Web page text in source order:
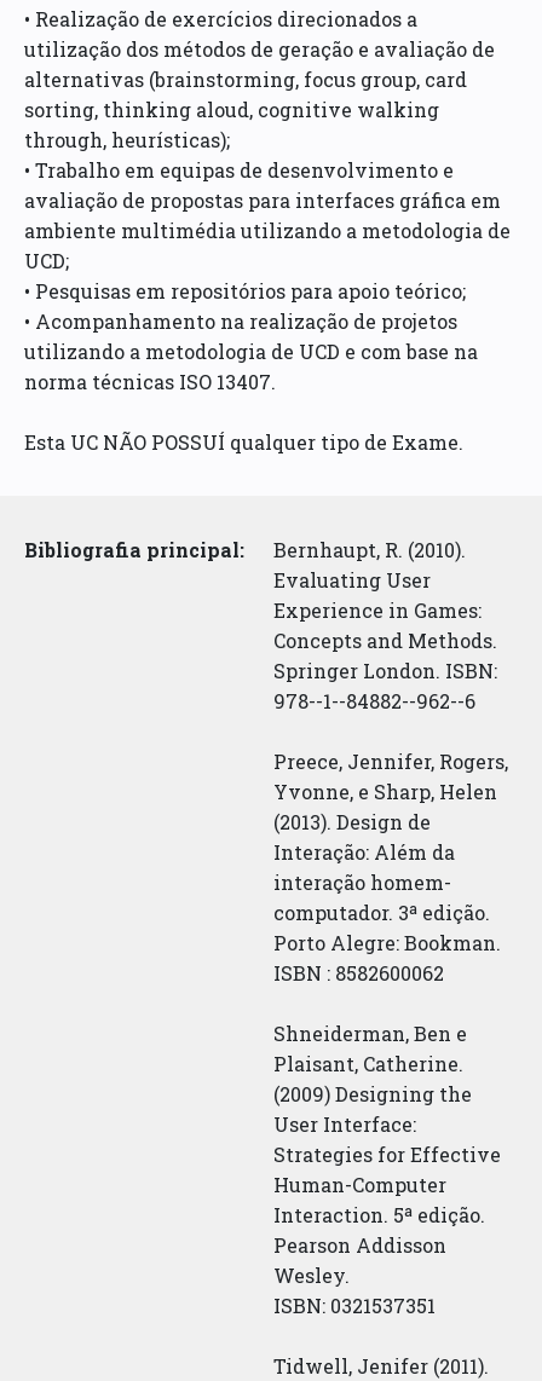
• Realização de exercícios direcionados a
utilização dos métodos de geração e avaliação de
alternativas (brainstorming, focus group, card
sorting, thinking aloud, cognitive walking
through, heurísticas);
• Trabalho em equipas de desenvolvimento e
avaliação de propostas para interfaces gráfica em
ambiente multimédia utilizando a metodologia de
UCD;
• Pesquisas em repositórios para apoio teórico;
• Acompanhamento na realização de projetos
utilizando a metodologia de UCD e com base na
norma técnicas ISO 13407.
Esta UC NÃO POSSUÍ qualquer tipo de Exame.
Bibliografia principal:
Bernhaupt, R. (2010).
Evaluating User
Experience in Games:
Concepts and Methods.
Springer London. ISBN:
978-­-1-­-84882-­-962-­-6
Preece, Jennifer, Rogers,
Yvonne, e Sharp, Helen
(2013). Design de
Interação: Além da
interação homem-
computador. 3ª edição.
Porto Alegre: Bookman.
ISBN : 8582600062
Shneiderman, Ben e
Plaisant, Catherine.
(2009) Designing the
User Interface:
Strategies for Effective
Human-Computer
Interaction. 5ª edição.
Pearson Addisson
Wesley.
ISBN: 0321537351
Tidwell, Jenifer (2011).